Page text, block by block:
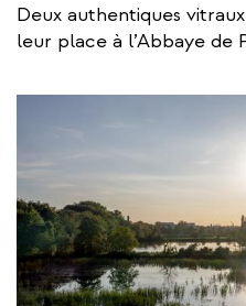
Deux authentiques
leur place à l’Abbaye de